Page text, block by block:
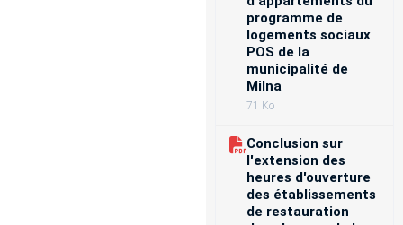
programme de
logements sociaux
POS de la
municipalité de
Milna
71 Ko
Conclusion sur
l'extension des
heures d'ouverture
des établissements
de restauration